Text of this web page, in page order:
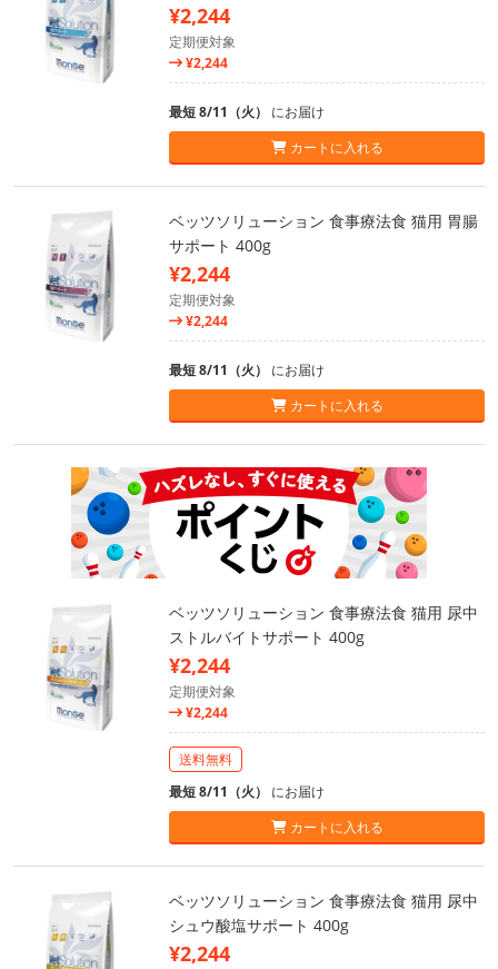
¥2,244
定期便対象
¥2,244
最短 8/11（火） にお届け
カートに入れる
ベッツソリューション 食事療法食 猫用 胃腸
サポート 400g
¥2,244
定期便対象
¥2,244
最短 8/11（火） にお届け
カートに入れる
ベッツソリューション 食事療法食 猫用 尿中
ストルバイトサポート 400g
¥2,244
定期便対象
¥2,244
送料無料
最短 8/11（火） にお届け
カートに入れる
ベッツソリューション 食事療法食 猫用 尿中
シュウ酸塩サポート 400g
¥2,244